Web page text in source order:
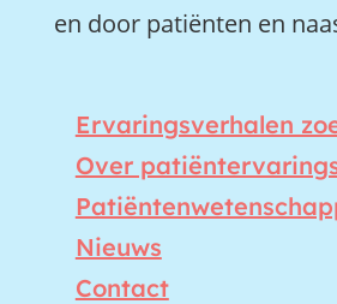
en door patiënten en
Ervaringsverhalen
Over
Nieuws
Contact